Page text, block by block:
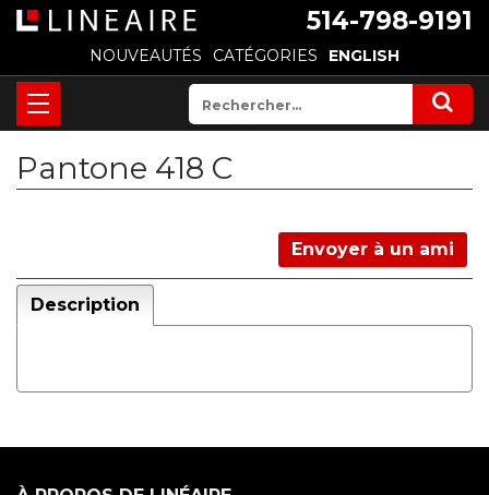
514-798-9191
NOUVEAUTÉS CATÉGORIES ENGLISH
Pantone 418 C
Envoyer à un ami
Description